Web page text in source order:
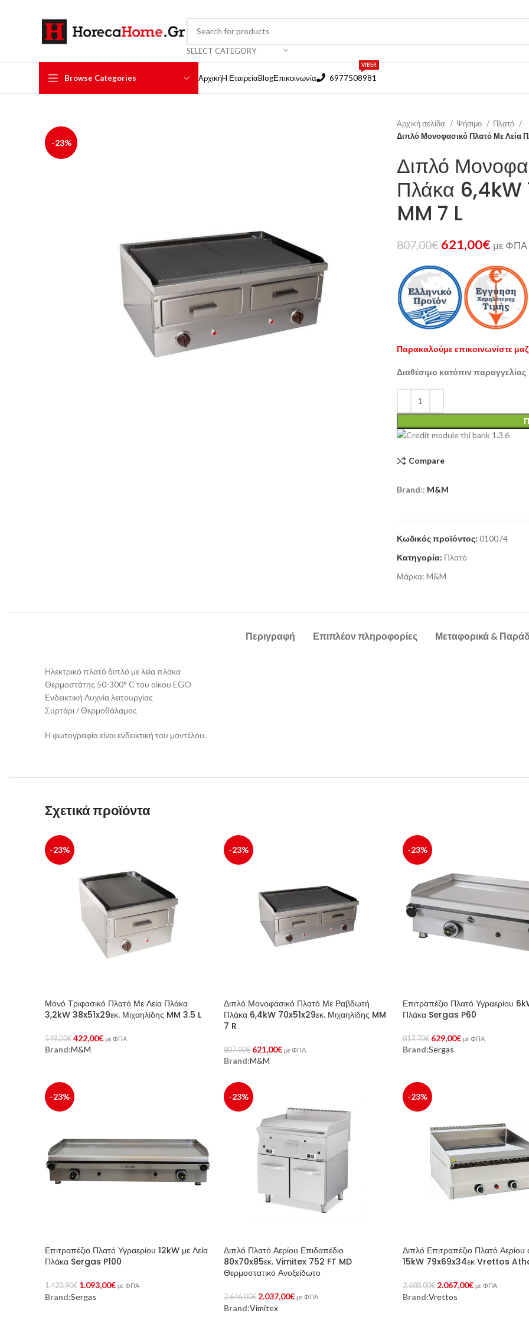
SELECT CATEGORY
Browse Categories ΑρχικήH ΕταιρείαBlogΕπικοινωνία 6977508981
VIBER
-23%
Αρχική σελίδα Ψήσιμο
Πλατό
Διπλό Μονοφασικό Πλατό Με Λεία
Διπλό
Πλάκα 6,4kW
MM 7 L
807,00€ 621,00€ με ΦΠΑ
Παρακαλούμε επικοινωνίστε
Διαθέσιμο κατόπιν παραγγελίας
Compare
Brand:: M&M
Κωδικός προϊόντος: 010074
Κατηγορία: Πλατό
Μάρκα: M&M
Περιγραφή Επιπλέον πληροφορίες Μεταφορικά &
Ηλεκτρικό πλατό διπλό με λεία πλάκα
Θερμοστάτης 50-300° C του οίκου EGO
Ενδεικτική Λυχνία λειτουργίας
Συρτάρι / Θερμοθάλαμος
Η φωτογραφία είναι ενδεικτική του μοντέλου.
Σχετικά προϊόντα
-23%
Μονό Τριφασικό Πλατό Με Λεία Πλάκα
3,2kW 38x51x29εκ. Μιχαηλίδης MM 3.5 L
549,00€ 422,00€ με ΦΠΑ
Προσθήκη Στο Καλάθι
Brand:M&M
-23%
Διπλό Μονοφασικό Πλατό Με Ραβδωτή
Πλάκα 6,4kW 70x51x29εκ. Μιχαηλίδης MM
7 R
807,00€ 621,00€ με ΦΠΑ
Προσθήκη Στο Καλάθι
Brand:M&M
-23%
Επιτραπέζιο Πλατό Υγραερίου
Πλάκα Sergas P60
817,70€ 629,00€ με ΦΠΑ
Προσθήκη Στο Καλάθι
Brand:Sergas
-23%
Επιτραπέζιο Πλατό Υγραερίου 12kW με Λεία
Πλάκα Sergas P100
1.420,90€ 1.093,00€ με ΦΠΑ
Προσθήκη Στο Καλάθι
Brand:Sergas
-23%
Διπλό Πλατό Αερίου Επιδαπέδιο
80x70x85εκ. Vimitex 752 FT MD
Θερμοστατικό Ανοξείδωτο
2.646,00€ 2.037,00€ με ΦΠΑ
Προσθήκη Στο Καλάθι
Brand:Vimitex
-23%
Διπλό Επιτραπέζιο Πλατό
15kW 79x69x34εκ Vrettos
2.688,00€ 2.067,00€ με ΦΠΑ
Προσθήκη Στο Καλάθι
Brand:Vrettos